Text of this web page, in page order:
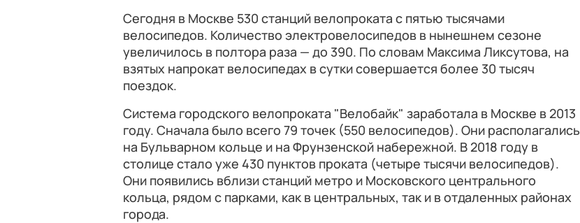
Сегодня в Москве 530 станций велопроката с пятью тысячами
велосипедов. Количество электровелосипедов в нынешнем сезоне
увеличилось в полтора раза — до 390. По словам Максима Ликсутова, на
взятых напрокат велосипедах в сутки совершается более 30 тысяч
поездок.
Система городского велопроката "Велобайк" заработала в Москве в 2013
году. Сначала было всего 79 точек (550 велосипедов). Они располагались
на Бульварном кольце и на Фрунзенской набережной. В 2018 году в
столице стало уже 430 пунктов проката (четыре тысячи велосипедов).
Они появились вблизи станций метро и Московского центрального
кольца, рядом с парками, как в центральных, так и в отдаленных районах
города.